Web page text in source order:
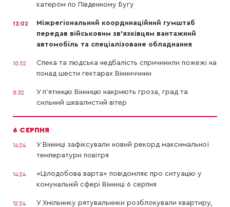
катером по Південному Бугу
12:02
Міжрегіональний координаційний гумштаб
передав військовим зв’язківцям вантажний
автомобіль та спеціалізоване обладнання
10:52
Спека та людська недбалість спричинили пожежі на
понад шести гектарах Вінниччини
8:32
У п’ятницю Вінницю накриють гроза, град та
сильний шквалистий вітер
6 СЕРПНЯ
14:24
У Вінниці зафіксували новий рекорд максимальної
температури повітря
14:24
«Цілодобова варта» повідомляє про ситуацію у
комунальній сфері Вінниці 6 серпня
12:24
У Хмільнику рятувальники розблокували квартиру,